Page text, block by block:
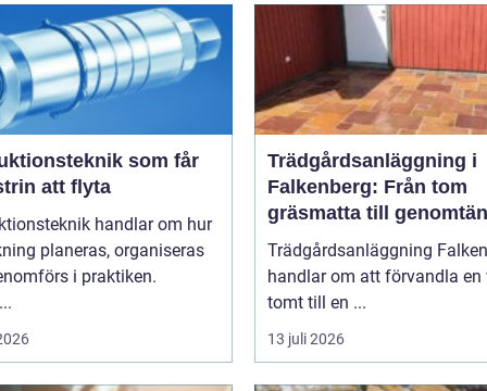
som får
att flyta
handlar om hur
planeras, organiseras
i praktiken.
Trädgårdsanläggning i
Falkenberg: Från tom
gräsmatta till
helhet
Trädgårdsanläggning
handlar om att förvandla en
tomt till en ...
13 juli 2026